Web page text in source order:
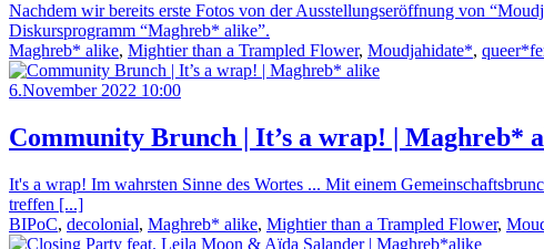
Nachdem wir bereits erste Fotos von der Ausstellungseröffnung von
Diskursprogramm “Maghreb* alike”.
Maghreb* alike, Mightier than a Trampled Flower, Moudjahidate*,
6.November 2022 10:00
Community Brunch | It’s a wrap! | Maghreb*
It's a wrap! Im wahrsten Sinne des Wortes ... Mit einem
treffen [...]
BIPoC, decolonial, Maghreb* alike, Mightier than a Trampled Flower,